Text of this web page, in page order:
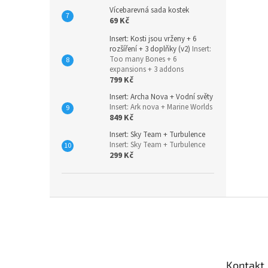
Vícebarevná sada kostek
69 Kč
Insert: Kosti jsou vrženy + 6
rozšíření + 3 doplňky (v2) Insert:
Too many Bones + 6
expansions + 3 addons
799 Kč
Insert: Archa Nova + Vodní světy
Insert: Ark nova + Marine Worlds
849 Kč
Insert: Sky Team + Turbulence
Insert: Sky Team + Turbulence
299 Kč
Kontakt